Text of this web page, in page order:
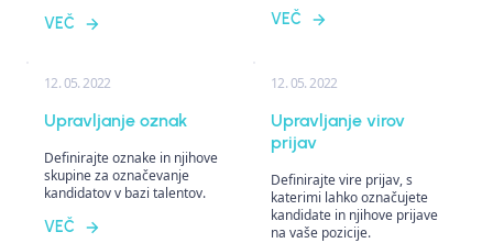
VEČ
VEČ
12. 05. 2022
Upravljanje oznak
Definirajte oznake in njihove
skupine za označevanje
kandidatov v bazi talentov.
VEČ
12. 05. 2022
Upravljanje virov
prijav
Definirajte vire prijav, s
katerimi lahko označujete
kandidate in njihove prijave
na vaše pozicije.